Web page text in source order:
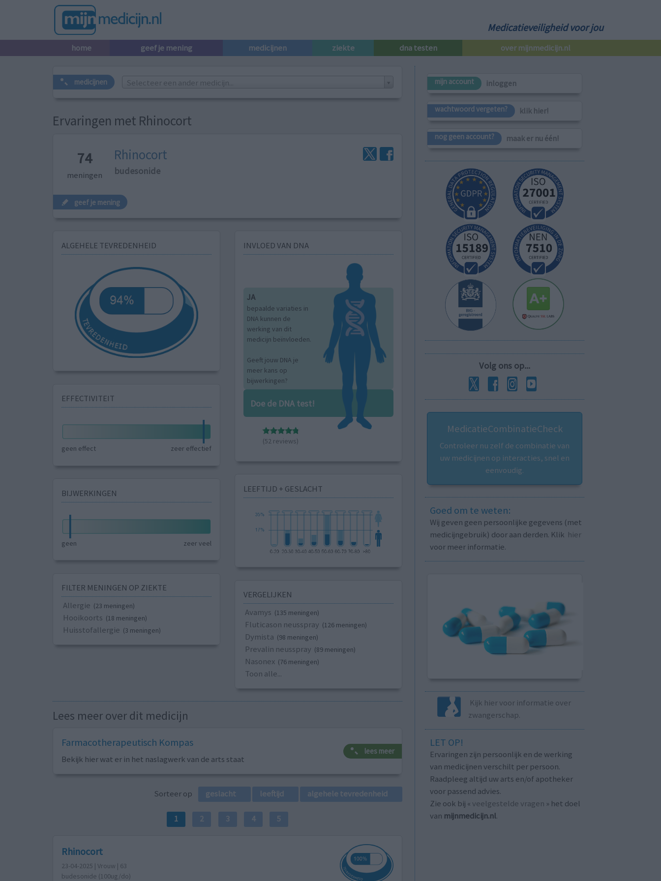
Medicatieveiligheid voor jou
home geef je mening medicijnen ziekte dna testen over mijnmedicijn.nl
medicijnen Selecteer een ander medicijn...
Ervaringen met Rhinocort
74
meningen
Rhinocort
budesonide
geef je mening
ALGEHELE TEVREDENHEID
EFFECTIVITEIT
geen effect zeer effectief
BIJWERKINGEN
geen zeer veel
FILTER MENINGEN OP ZIEKTE
Allergie (23 meningen)
Hooikoorts (18 meningen)
Huisstofallergie (3 meningen)
INVLOED VAN DNA
JA
bepaalde variaties in
DNA kunnen de
werking van dit
medicijn beïnvloeden.
Geeft jouw DNA je
meer kans op
bijwerkingen?
Doe de DNA test!
(52 reviews)
LEEFTIJD + GESLACHT
VERGELIJKEN
Avamys (135 meningen)
Fluticason neusspray (126 meningen)
Dymista (98 meningen)
Prevalin neusspray (89 meningen)
Nasonex (76 meningen)
Toon alle...
Lees meer over dit medicijn
Farmacotherapeutisch Kompas
Bekijk hier wat er in het naslagwerk van de arts staat
lees meer
Sorteer op geslacht leeftijd algehele tevredenheid
1 2 3 4 5
Rhinocort
23-04-2025 | Vrouw | 63
budesonide (100ug/do)
mijn account inloggen
wachtwoord vergeten? klik hier!
nog geen account? maak er nu één!
Volg ons op...
MedicatieCombinatieCheck
Controleer nu zelf de combinatie van
uw medicijnen op interacties, snel en
eenvoudig.
Goed om te weten:
Wij geven geen persoonlijke gegevens (met
medicijngebruik) door aan derden. Klik hier
voor meer informatie.
Kijk hier voor informatie over
zwangerschap.
LET OP!
Ervaringen zijn persoonlijk en de werking
van medicijnen verschilt per persoon.
Raadpleeg altijd uw arts en/of apotheker
voor passend advies.
Zie ook bij « veelgestelde vragen » het doel
van mijnmedicijn.nl.